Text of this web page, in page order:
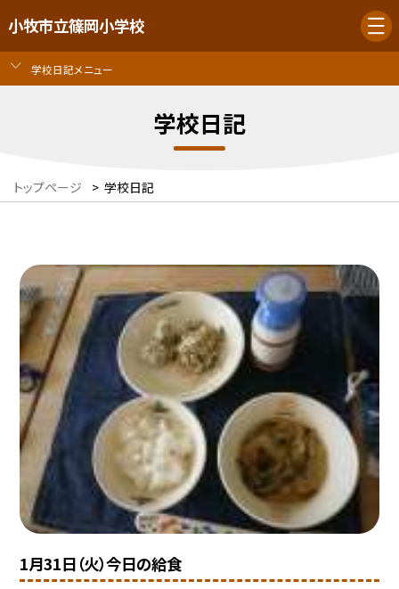
小牧市立篠岡小学校
学校日記メニュー
学校日記
トップページ > 学校日記
1月31日（火）今日の給食